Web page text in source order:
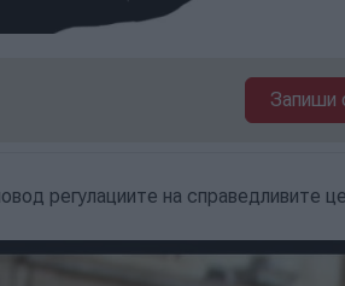
Запиши
регулациите на справедливите